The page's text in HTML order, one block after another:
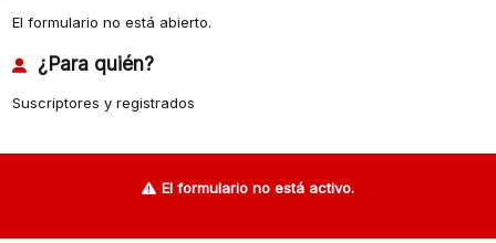
El formulario no está abierto.
¿Para quién?
Suscriptores y registrados
El formulario no está activo.